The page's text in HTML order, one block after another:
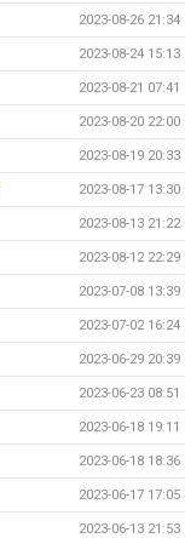
2023-08-26 21:34
2023-08-24 15:13
2023-08-21 07:41
2023-08-20 22:00
2023-08-19 20:33
2023-08-17 13:30
2023-08-13 21:22
2023-08-12 22:29
2023-07-08 13:39
2023-07-02 16:24
2023-06-29 20:39
2023-06-23 08:51
2023-06-18 19:11
2023-06-18 18:36
2023-06-17 17:05
2023-06-13 21:53